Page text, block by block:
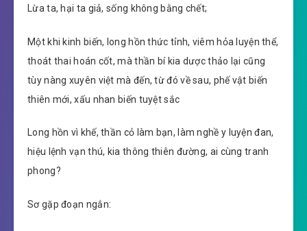
Lừa ta, hại ta giả, sống không bằng chết;
Một khi kinh biến, long hồn thức tỉnh, viêm hỏa luyện thể,
thoát thai hoán cốt, mà thần bí kia dược thảo lại cũng
tùy nàng xuyên việt mà đến, từ đó về sau, phế vật biến
thiên mới, xấu nhan biến tuyệt sắc
Long hồn vì khế, thần cỏ làm bạn, làm nghề y luyện đan,
hiệu lệnh vạn thú, kia thông thiên đường, ai cùng tranh
phong?
Sơ gặp đoạn ngắn: